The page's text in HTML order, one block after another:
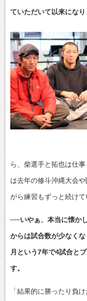
ていただいて以来になり
ら、柴選手と拓也は仕
は去年の修斗沖縄大会
がら練習もずっと続けて
──いやぁ、本当に懐か
からは試合数が少なく
月という7年で4試合と
す。
「結果的に勝ったり負